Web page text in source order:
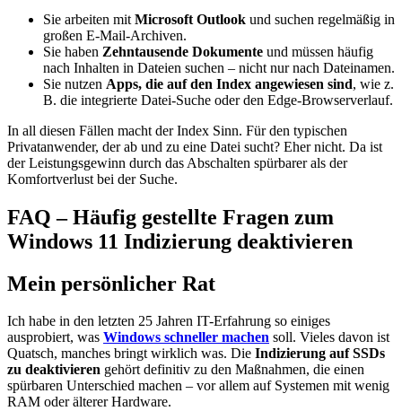
Sie arbeiten mit Microsoft Outlook und suchen regelmäßig in
großen E-Mail-Archiven.
Sie haben Zehntausende Dokumente und müssen häufig
nach Inhalten in Dateien suchen – nicht nur nach Dateinamen.
Sie nutzen Apps, die auf den Index angewiesen sind, wie z.
B. die integrierte Datei-Suche oder den Edge-Browserverlauf.
In all diesen Fällen macht der Index Sinn. Für den typischen
Privatanwender, der ab und zu eine Datei sucht? Eher nicht. Da ist
der Leistungsgewinn durch das Abschalten spürbarer als der
Komfortverlust bei der Suche.
FAQ – Häufig gestellte Fragen zum
Windows 11 Indizierung deaktivieren
Mein persönlicher Rat
Ich habe in den letzten 25 Jahren IT-Erfahrung so einiges
ausprobiert, was Windows schneller machen soll. Vieles davon ist
Quatsch, manches bringt wirklich was. Die Indizierung auf SSDs
zu deaktivieren gehört definitiv zu den Maßnahmen, die einen
spürbaren Unterschied machen – vor allem auf Systemen mit wenig
RAM oder älterer Hardware.